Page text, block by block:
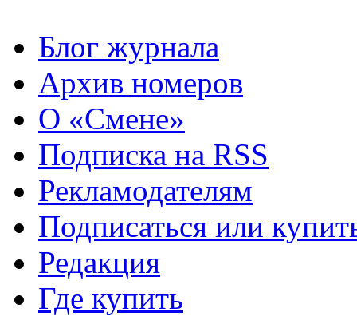
Блог журнала
Архив номеров
О «Смене»
Подписка на RSS
Рекламодателям
Подписаться или
Редакция
Где купить